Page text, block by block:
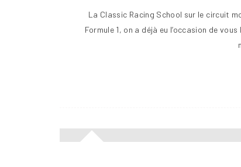
La Classic Racing School sur le circuit
Formule 1, on a déjà eu l’occasion de